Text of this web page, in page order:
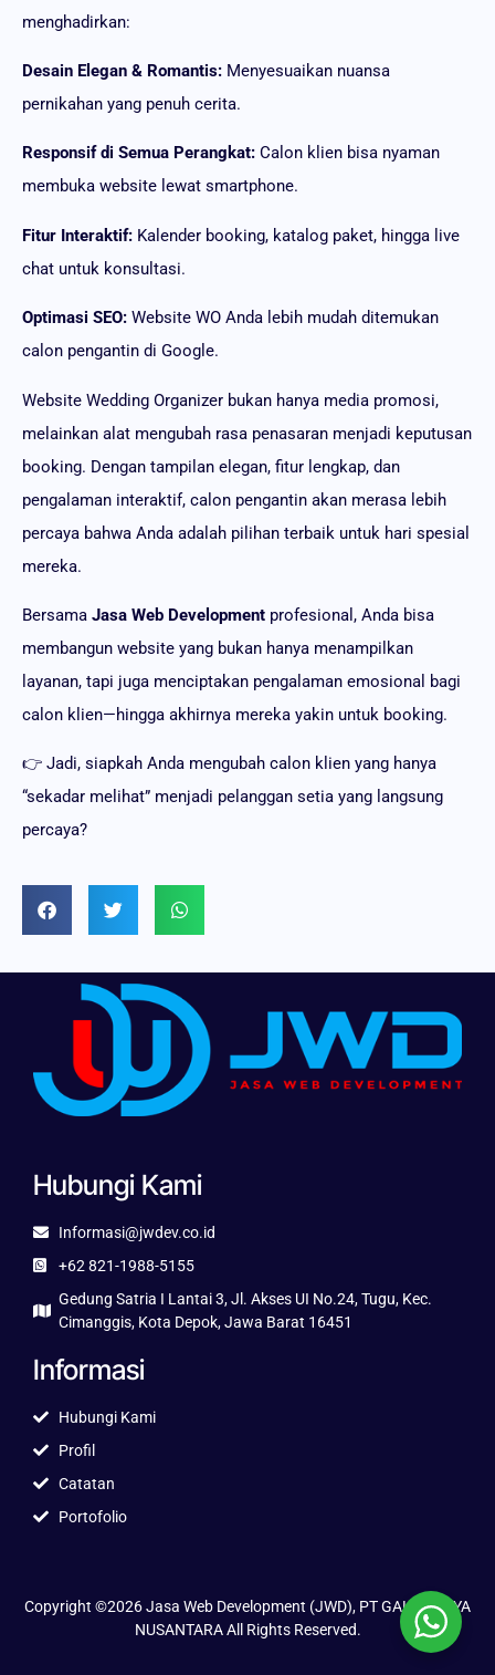
menghadirkan:
Desain Elegan & Romantis: Menyesuaikan nuansa
pernikahan yang penuh cerita.
Responsif di Semua Perangkat: Calon klien bisa nyaman
membuka website lewat smartphone.
Fitur Interaktif: Kalender booking, katalog paket, hingga live
chat untuk konsultasi.
Optimasi SEO: Website WO Anda lebih mudah ditemukan
calon pengantin di Google.
Website Wedding Organizer bukan hanya media promosi,
melainkan alat mengubah rasa penasaran menjadi keputusan
booking. Dengan tampilan elegan, fitur lengkap, dan
pengalaman interaktif, calon pengantin akan merasa lebih
percaya bahwa Anda adalah pilihan terbaik untuk hari spesial
mereka.
Bersama Jasa Web Development profesional, Anda bisa
membangun website yang bukan hanya menampilkan
layanan, tapi juga menciptakan pengalaman emosional bagi
calon klien—hingga akhirnya mereka yakin untuk booking.
👉 Jadi, siapkah Anda mengubah calon klien yang hanya
“sekadar melihat” menjadi pelanggan setia yang langsung
percaya?
Hubungi Kami
Informasi@jwdev.co.id
+62 821-1988-5155
Gedung Satria I Lantai 3, Jl. Akses UI No.24, Tugu, Kec.
Cimanggis, Kota Depok, Jawa Barat 16451
Informasi
Hubungi Kami
Profil
Catatan
Portofolio
Copyright ©2026 Jasa Web Development (JWD), PT GALUH JAYA
NUSANTARA All Rights Reserved.